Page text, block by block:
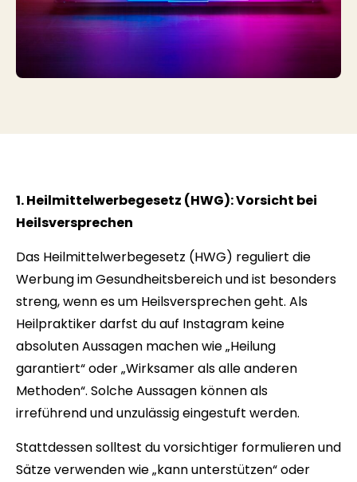
1. Heilmittelwerbegesetz (HWG): Vorsicht bei
Heilsversprechen
Das Heilmittelwerbegesetz (HWG) reguliert die
Werbung im Gesundheitsbereich und ist besonders
streng, wenn es um Heilsversprechen geht. Als
Heilpraktiker darfst du auf Instagram keine
absoluten Aussagen machen wie „Heilung
garantiert“ oder „Wirksamer als alle anderen
Methoden“. Solche Aussagen können als
irreführend und unzulässig eingestuft werden.
Stattdessen solltest du vorsichtiger formulieren und
Sätze verwenden wie „kann unterstützen“ oder